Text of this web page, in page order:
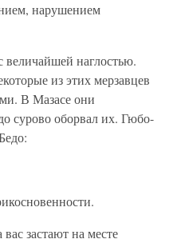
нарушением
величайшей наглостью.
из этих мерзавцев
В Мазасе они
сурово оборвал их. Гюбо-
застают на месте